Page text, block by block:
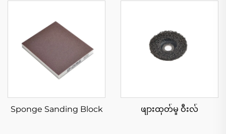
Sponge Sanding Block ဖျားထုတ်မှု ဝီးလ်